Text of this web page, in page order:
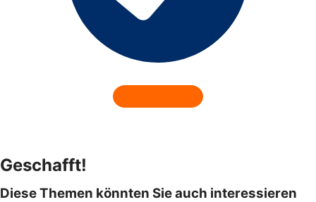
Geschafft!
Diese Themen könnten Sie auch interessieren